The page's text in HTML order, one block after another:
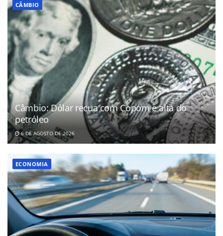
CÂMBIO
Câmbio: Dólar recua com Copom e alta do
petróleo
6 DE AGOSTO DE 2026
ECONOMIA